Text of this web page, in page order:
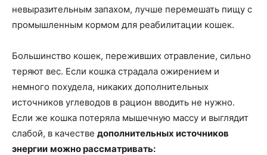
невыразительным запахом, лучше перемешать пищу с
промышленным кормом для реабилитации кошек.
Большинство кошек, переживших отравление, сильно
теряют вес. Если кошка страдала ожирением и
немного похудела, никаких дополнительных
источников углеводов в рацион вводить не нужно.
Если же кошка потеряла мышечную массу и выглядит
слабой, в качестве дополнительных источников
энергии можно рассматривать: